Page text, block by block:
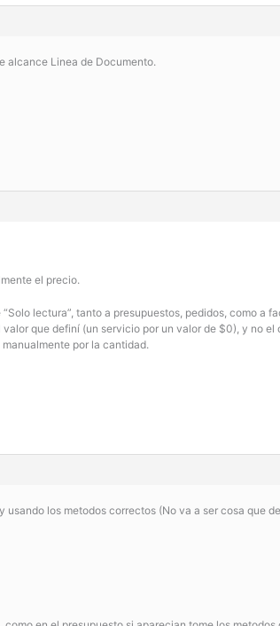
alcance Linea de Documento.
el precio.
lectura”, tanto a presupuestos, pedidos, como a
que definí (un servicio por un valor de $0), y no el
por la cantidad.
los metodos correctos (No va a ser cosa que